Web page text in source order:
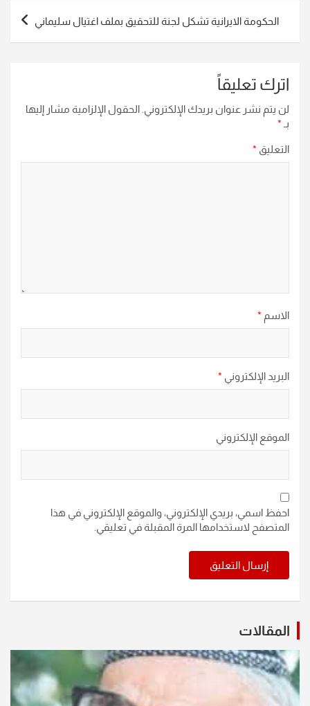
الحكومة الايرانية تشكل لجنة للتحقيق بملف اغتيال سليماني
اترك تعليقاً
لن يتم نشر عنوان بريدك الإلكتروني. الحقول الإلزامية مشار إليها
بـ *
التعليق *
الاسم *
البريد الإلكتروني *
الموقع الإلكتروني
احفظ اسمي، بريدي الإلكتروني، والموقع الإلكتروني في هذا
المتصفح لاستخدامها المرة المقبلة في تعليقي.
المقالات